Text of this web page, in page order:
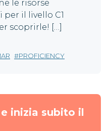
le risorse
il livello C1
scoprirle! […]
PROFICIENCY
inizia subito il